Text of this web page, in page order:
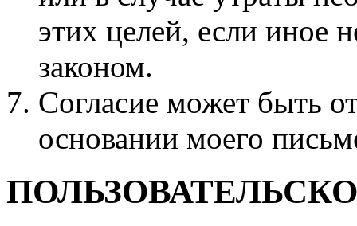
этих целей, если иное
законом.
Согласие может быть
основании моего